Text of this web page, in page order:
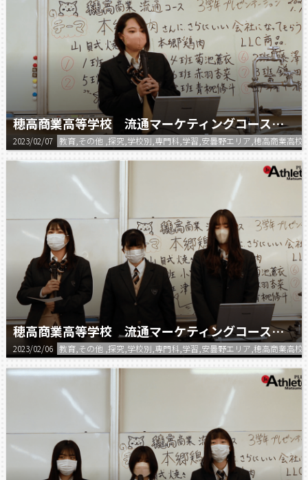
穂高商業高等学校 流通マーケティングコース プレゼン④
2023/02/07 教育,その他 ,探究,学校別,専門科,学習,安曇野エリア,穂高商業高校
穂高商業高等学校 流通マーケティングコース プレゼン③
2023/02/06 教育,その他 ,探究,学校別,専門科,学習,安曇野エリア,穂高商業高校